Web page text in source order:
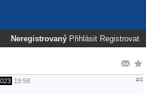
Neregistrovaný Přihlásit Registrovat
19:58 #4